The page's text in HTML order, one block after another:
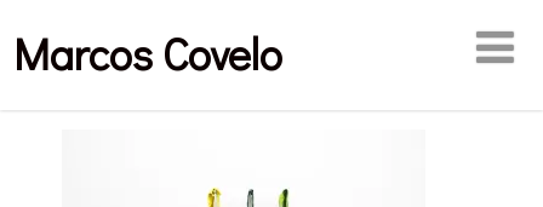
Marcos Covelo